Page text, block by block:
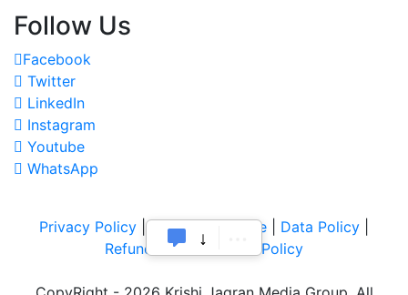
Follow Us
Facebook
Twitter
LinkedIn
Instagram
Youtube
WhatsApp
Privacy Policy |Terms of Service Data Policy
Refund & Cancellation Policy